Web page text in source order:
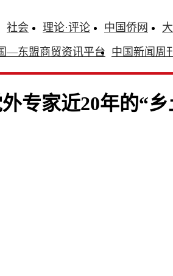
社会 理论·评论 中国侨网
—东盟商贸资讯平台 中国新闻周
专家近20年的“